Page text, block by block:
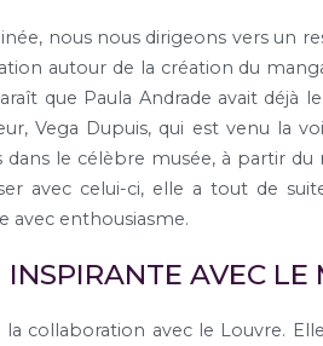
nous nous dirigeons vers un
autour de la création du
que Paula Andrade avait déjà
Vega Dupuis, qui est venu la
dans le célèbre musée, à partir
avec celui-ci, elle a tout de
avec enthousiasme.
AVEC LE
collaboration avec le Louvre.